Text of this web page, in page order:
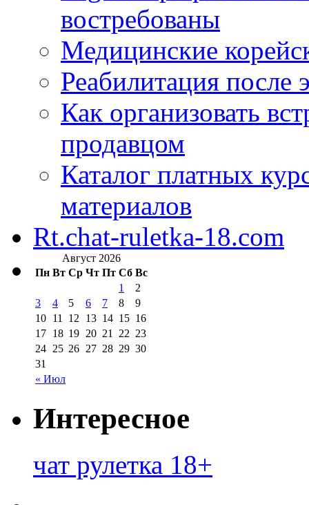
востребованы
Медицинские
Реабилитация после
Как организовать
продавцом
Каталог платных
материалов
Rt.chat-ruletka-18.com
Август 2026
Пн Вт Ср Чт Пт Сб Вс
« Июл
1
2
3
4 5 6 7 8
9
10 11 12 13 14 15 16
17 18 19 20 21 22 23
24 25 26 27 28 29 30
31
Интересное
чат рулетка 18+